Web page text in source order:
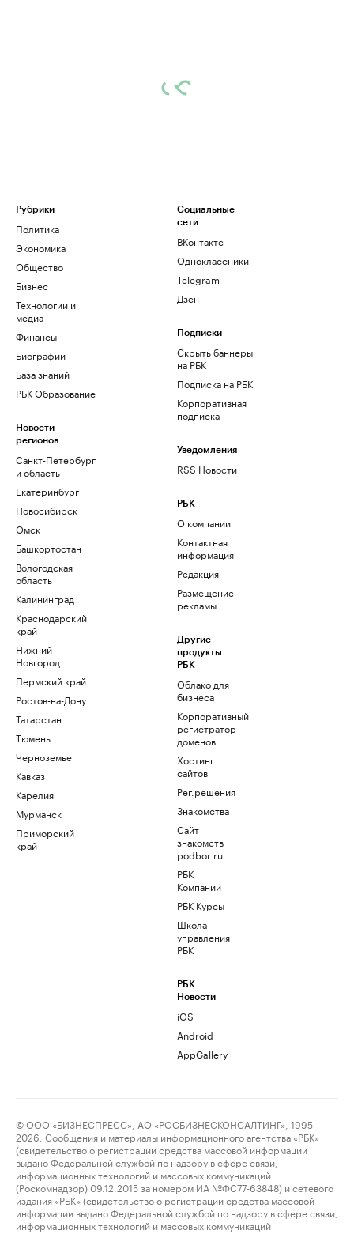
Рубрики
Политика
Экономика
Общество
Бизнес
Технологии и
медиа
Финансы
Биографии
База знаний
РБК Образование
Новости
регионов
Санкт-Петербург
и область
Екатеринбург
Новосибирск
Омск
Башкортостан
Вологодская
область
Калининград
Краснодарский
край
Нижний
Новгород
Пермский край
Ростов-на-Дону
Татарстан
Тюмень
Черноземье
Кавказ
Карелия
Мурманск
Приморский
край
Социальные
сети
ВКонтакте
Одноклассники
Telegram
Дзен
Подписки
Скрыть баннеры
на РБК
Подписка на РБК
Корпоративная
подписка
Уведомления
RSS Новости
РБК
О компании
Контактная
информация
Редакция
Размещение
рекламы
Другие
продукты
РБК
Облако для
бизнеса
Корпоративный
регистратор
доменов
Хостинг
сайтов
Рег.решения
Знакомства
Сайт
знакомств
podbor.ru
РБК
Компании
РБК Курсы
Школа
управления
РБК
РБК
Новости
iOS
Android
AppGallery
© ООО «БИЗНЕСПРЕСС», АО «РОСБИЗНЕСКОНСАЛТИНГ», 1995–
2026. Сообщения и материалы информационного агентства «РБК»
(свидетельство о регистрации средства массовой информации
выдано Федеральной службой по надзору в сфере связи,
информационных технологий и массовых коммуникаций
(Роскомнадзор) 09.12.2015 за номером ИА №ФС77-63848) и сетевого
издания «РБК» (свидетельство о регистрации средства массовой
информации выдано Федеральной службой по надзору в сфере связи,
информационных технологий и массовых коммуникаций